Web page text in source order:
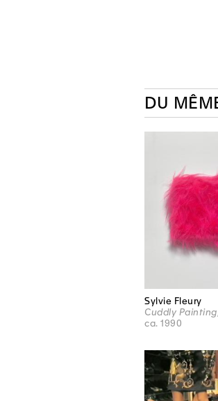
DU
Sylvie Fleury
Cuddly Painting
ca. 1990